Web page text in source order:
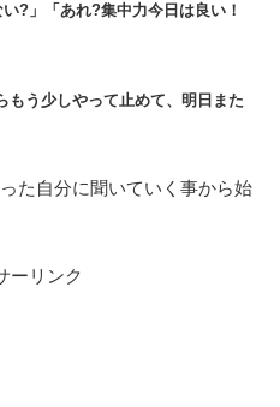
?」「あれ?集中力今日は良い！
もう少しやって止めて、明日また
た自分に聞いていく事から始
ーリンク